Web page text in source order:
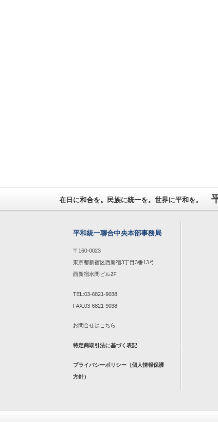
在日に和合を。民族に統一を。世界に平和を。
平和統一聯合中央本部事務局
〒160-0023
東京都新宿区西新宿3丁目3番13号
西新宿水間ビル2F
TEL:03-6821-9038
FAX:03-6821-9038
お問合せは こちら
特定商取引法に基づく表記
プライバシーポリシー（個人情報保護
方針）